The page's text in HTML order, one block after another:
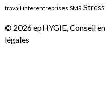
travail interentreprises SMR Stress
© 2026 epHYGIE, Conseil
légales